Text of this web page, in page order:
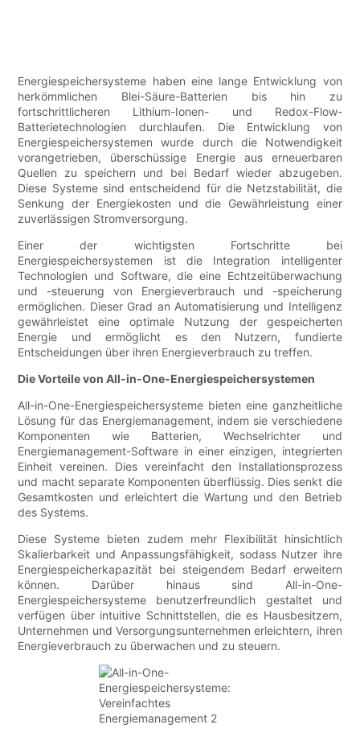
Energiespeichersysteme haben eine lange Entwicklung von
herkömmlichen Blei-Säure-Batterien bis hin zu
fortschrittlicheren Lithium-Ionen- und Redox-Flow-
Batterietechnologien durchlaufen. Die Entwicklung von
Energiespeichersystemen wurde durch die Notwendigkeit
vorangetrieben, überschüssige Energie aus erneuerbaren
Quellen zu speichern und bei Bedarf wieder abzugeben.
Diese Systeme sind entscheidend für die Netzstabilität, die
Senkung der Energiekosten und die Gewährleistung einer
zuverlässigen Stromversorgung.
Einer der wichtigsten Fortschritte bei
Energiespeichersystemen ist die Integration intelligenter
Technologien und Software, die eine Echtzeitüberwachung
und -steuerung von Energieverbrauch und -speicherung
ermöglichen. Dieser Grad an Automatisierung und Intelligenz
gewährleistet eine optimale Nutzung der gespeicherten
Energie und ermöglicht es den Nutzern, fundierte
Entscheidungen über ihren Energieverbrauch zu treffen.
Die Vorteile von All-in-One-Energiespeichersystemen
All-in-One-Energiespeichersysteme bieten eine ganzheitliche
Lösung für das Energiemanagement, indem sie verschiedene
Komponenten wie Batterien, Wechselrichter und
Energiemanagement-Software in einer einzigen, integrierten
Einheit vereinen. Dies vereinfacht den Installationsprozess
und macht separate Komponenten überflüssig. Dies senkt die
Gesamtkosten und erleichtert die Wartung und den Betrieb
des Systems.
Diese Systeme bieten zudem mehr Flexibilität hinsichtlich
Skalierbarkeit und Anpassungsfähigkeit, sodass Nutzer ihre
Energiespeicherkapazität bei steigendem Bedarf erweitern
können. Darüber hinaus sind All-in-One-
Energiespeichersysteme benutzerfreundlich gestaltet und
verfügen über intuitive Schnittstellen, die es Hausbesitzern,
Unternehmen und Versorgungsunternehmen erleichtern, ihren
Energieverbrauch zu überwachen und zu steuern.